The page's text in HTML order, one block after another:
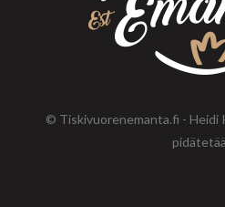
© Tiskivuorenemanta.fi - Heidi